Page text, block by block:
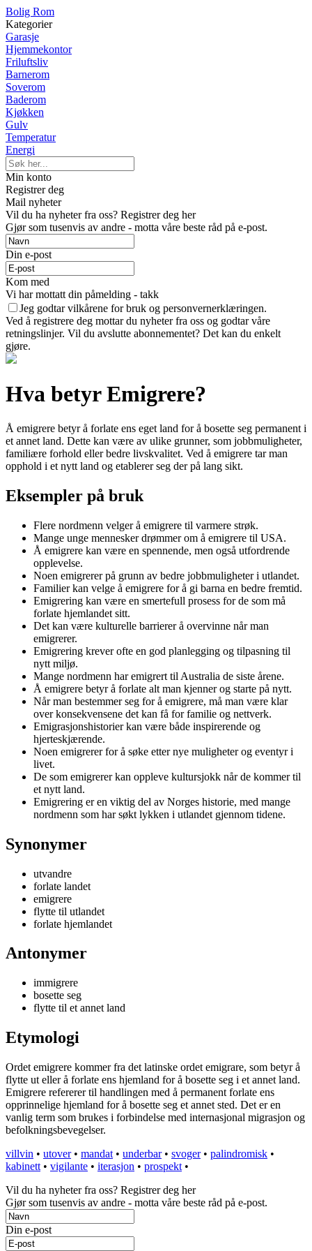
Bolig Rom
Kategorier
Garasje
Hjemmekontor
Friluftsliv
Barnerom
Soverom
Baderom
Kjøkken
Gulv
Temperatur
Energi
Min konto
Registrer deg
Mail nyheter
Vil du ha nyheter fra oss? Registrer deg her
Gjør som tusenvis av andre - motta våre beste råd på e-post.
Din e-post
Kom med
Vi har mottatt din påmelding - takk
Jeg godtar vilkårene for bruk og personvernerklæringen.
Ved å registrere deg mottar du nyheter fra oss og godtar våre
retningslinjer. Vil du avslutte abonnementet? Det kan du enkelt
gjøre.
Hva betyr Emigrere?
Å emigrere betyr å forlate ens eget land for å bosette seg permanent i
et annet land. Dette kan være av ulike grunner, som jobbmuligheter,
familiære forhold eller bedre livskvalitet. Ved å emigrere tar man
opphold i et nytt land og etablerer seg der på lang sikt.
Eksempler på bruk
Flere nordmenn velger å emigrere til varmere strøk.
Mange unge mennesker drømmer om å emigrere til USA.
Å emigrere kan være en spennende, men også utfordrende
opplevelse.
Noen emigrerer på grunn av bedre jobbmuligheter i utlandet.
Familier kan velge å emigrere for å gi barna en bedre fremtid.
Emigrering kan være en smertefull prosess for de som må
forlate hjemlandet sitt.
Det kan være kulturelle barrierer å overvinne når man
emigrerer.
Emigrering krever ofte en god planlegging og tilpasning til
nytt miljø.
Mange nordmenn har emigrert til Australia de siste årene.
Å emigrere betyr å forlate alt man kjenner og starte på nytt.
Når man bestemmer seg for å emigrere, må man være klar
over konsekvensene det kan få for familie og nettverk.
Emigrasjonshistorier kan være både inspirerende og
hjerteskjærende.
Noen emigrerer for å søke etter nye muligheter og eventyr i
livet.
De som emigrerer kan oppleve kultursjokk når de kommer til
et nytt land.
Emigrering er en viktig del av Norges historie, med mange
nordmenn som har søkt lykken i utlandet gjennom tidene.
Synonymer
utvandre
forlate landet
emigrere
flytte til utlandet
forlate hjemlandet
Antonymer
immigrere
bosette seg
flytte til et annet land
Etymologi
Ordet emigrere kommer fra det latinske ordet emigrare, som betyr å
flytte ut eller å forlate ens hjemland for å bosette seg i et annet land.
Emigrere refererer til handlingen med å permanent forlate ens
opprinnelige hjemland for å bosette seg et annet sted. Det er en
vanlig term som brukes i forbindelse med internasjonal migrasjon og
befolkningsbevegelser.
villvin • utover• mandat • underbar• svoger• palindromisk •
kabinett • vigilante • iterasjon • prospekt •
Vil du ha nyheter fra oss? Registrer deg her
Gjør som tusenvis av andre - motta våre beste råd på e-post.
Din e-post